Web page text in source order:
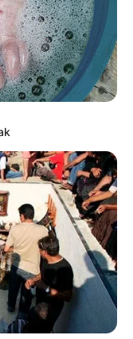
la continuidad de
y área rural de
armados
ELN